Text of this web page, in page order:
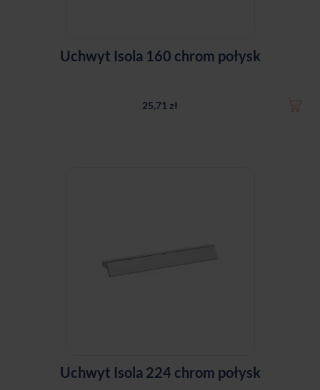
Uchwyt Isola 160 chrom połysk
25,71 zł
Uchwyt Isola 224 chrom połysk